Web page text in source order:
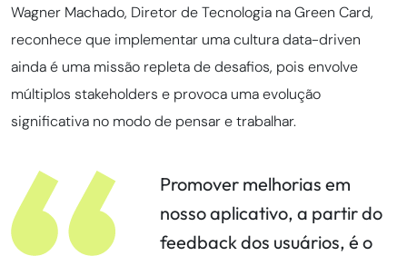
Wagner Machado, Diretor de Tecnologia na Green Card,
reconhece que implementar uma cultura data-driven
ainda é uma missão repleta de desafios, pois envolve
múltiplos stakeholders e provoca uma evolução
significativa no modo de pensar e trabalhar.
Promover melhorias em
nosso aplicativo, a partir do
feedback dos usuários, é o